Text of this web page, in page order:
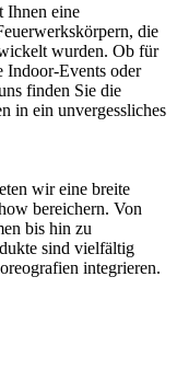
Ihnen eine
die
wurden. Ob für
Indoor-Events oder
finden Sie die
in ein unvergessliches
wir eine breite
bereichern. Von
bis hin zu
sind vielfältig
integrieren.